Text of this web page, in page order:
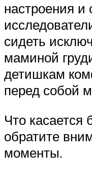
настроения и
сидеть
маминой
детишкам
перед собой
Что касается
обратите
моменты.